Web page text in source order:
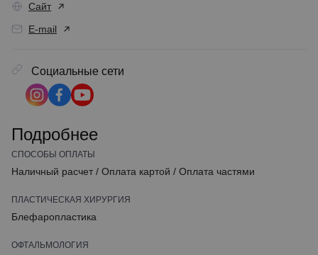
Сайт
E-mail
Социальные сети
Подробнее
СПОСОБЫ ОПЛАТЫ
Наличный расчет / Оплата картой / Оплата частями
ПЛАСТИЧЕСКАЯ ХИРУРГИЯ
Блефаропластика
ОФТАЛЬМОЛОГИЯ